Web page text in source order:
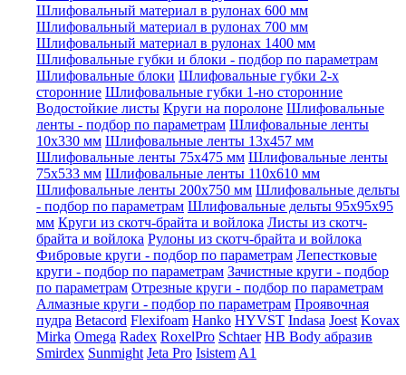
Шлифовальный материал в рулонах 600 мм
Шлифовальный материал в рулонах 700 мм
Шлифовальный материал в рулонах 1400 мм
Шлифовальные губки и блоки - подбор по параметрам
Шлифовальные блоки Шлифовальные губки 2-х
сторонние Шлифовальные губки 1-но сторонние
Водостойкие листы Круги на поролоне Шлифовальные
ленты - подбор по параметрам Шлифовальные ленты
10x330 мм Шлифовальные ленты 13x457 мм
Шлифовальные ленты 75x475 мм Шлифовальные ленты
75x533 мм Шлифовальные ленты 110x610 мм
Шлифовальные ленты 200x750 мм Шлифовальные дельты
- подбор по параметрам Шлифовальные дельты 95x95x95
мм Круги из скотч-брайта и войлока Листы из скотч-
брайта и войлока Рулоны из скотч-брайта и войлока
Фибровые круги - подбор по параметрам Лепестковые
круги - подбор по параметрам Зачистные круги - подбор
по параметрам Отрезные круги - подбор по параметрам
Алмазные круги - подбор по параметрам Проявочная
пудра Betacord Flexifoam Hanko HYVST Indasa Joest Kovax
Mirka Omega Radex RoxelPro Schtaer HB Body абразив
Smirdex Sunmight Jeta Pro Isistem A1